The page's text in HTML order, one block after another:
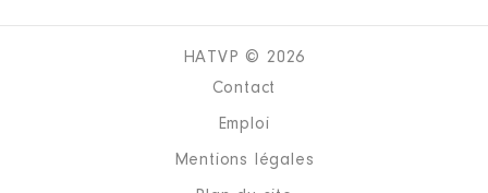
HATVP © 2026
Contact
Emploi
Mentions légales